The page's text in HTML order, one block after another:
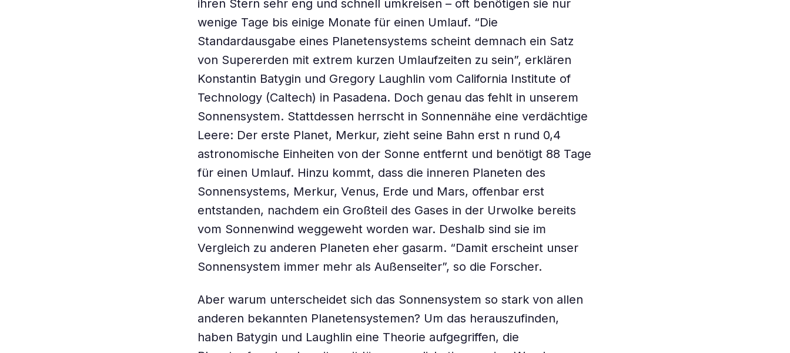
ihren Stern sehr eng und schnell umkreisen – oft benötigen sie nur
wenige Tage bis einige Monate für einen Umlauf. “Die
Standardausgabe eines Planetensystems scheint demnach ein Satz
von Supererden mit extrem kurzen Umlaufzeiten zu sein”, erklären
Konstantin Batygin und Gregory Laughlin vom California Institute of
Technology (Caltech) in Pasadena. Doch genau das fehlt in unserem
Sonnensystem. Stattdessen herrscht in Sonnennähe eine verdächtige
Leere: Der erste Planet, Merkur, zieht seine Bahn erst n rund 0,4
astronomische Einheiten von der Sonne entfernt und benötigt 88 Tage
für einen Umlauf. Hinzu kommt, dass die inneren Planeten des
Sonnensystems, Merkur, Venus, Erde und Mars, offenbar erst
entstanden, nachdem ein Großteil des Gases in der Urwolke bereits
vom Sonnenwind weggeweht worden war. Deshalb sind sie im
Vergleich zu anderen Planeten eher gasarm. “Damit erscheint unser
Sonnensystem immer mehr als Außenseiter”, so die Forscher.
Aber warum unterscheidet sich das Sonnensystem so stark von allen
anderen bekannten Planetensystemen? Um das herauszufinden,
haben Batygin und Laughlin eine Theorie aufgegriffen, die